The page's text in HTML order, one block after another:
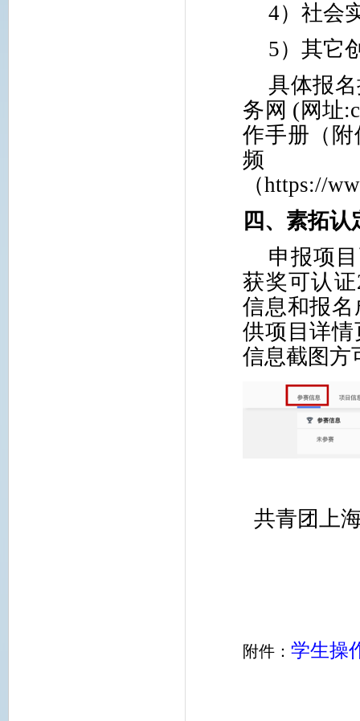
4）社会
5）其它
具体报
务网 (网址
作手册（
频
（https://
四、素拓认
申报项
获奖可认
信息和报
供项目详
信息截图方
共青团上
附件：学生操